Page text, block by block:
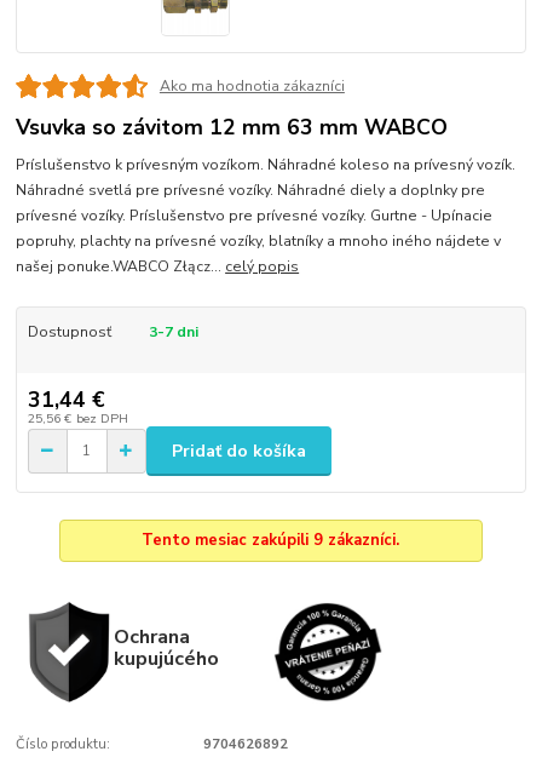
Ako ma hodnotia zákazníci
Vsuvka so závitom 12 mm 63 mm WABCO
Príslušenstvo k prívesným vozíkom. Náhradné koleso na prívesný vozík.
Náhradné svetlá pre prívesné vozíky. Náhradné diely a doplnky pre
prívesné vozíky. Príslušenstvo pre prívesné vozíky. Gurtne - Upínacie
popruhy, plachty na prívesné vozíky, blatníky a mnoho iného nájdete v
našej ponuke.WABCO Złącz... celý popis
Dostupnosť 3-7 dni
31,44 €
25,56 € bez DPH
Pridať do košíka
Tento mesiac zakúpili 9 zákazníci.
Ochrana
kupujúcého
Číslo produktu: 9704626892